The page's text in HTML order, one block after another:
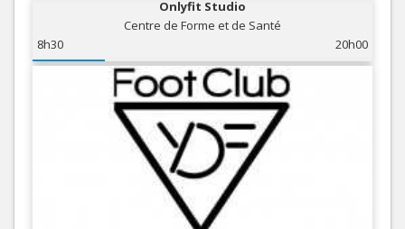
Onlyfit Studio
Centre de Forme et de Santé
8h30
20h00